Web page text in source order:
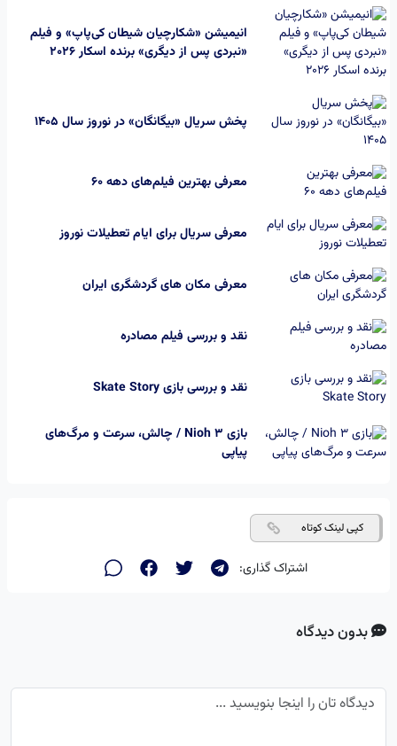
انیمیشن «شکارچیان شیطان کی‌پاپ» و فیلم
«نبردی پس از دیگری» برنده اسکار 2026
پخش سریال «بیگانگان» در نوروز سال ۱۴۰۵
معرفی بهترین فیلم‌های دهه ۶۰
معرفی سریال برای ایام تعطیلات نوروز
معرفی مکان های گردشگری ایران
نقد و بررسی فیلم مصادره
نقد و بررسی بازی Skate Story
بازی Nioh 3 / چالش، سرعت و مرگ‌های
پیاپی
کپی لینک کوتاه
اشتراک گذاری:
بدون دیدگاه